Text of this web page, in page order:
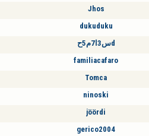
Jhos
dukuduku
س3ا7م5حd
familiacafaro
Tomca
ninoski
jöördi
gerico2004